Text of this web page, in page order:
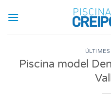
Piscina model